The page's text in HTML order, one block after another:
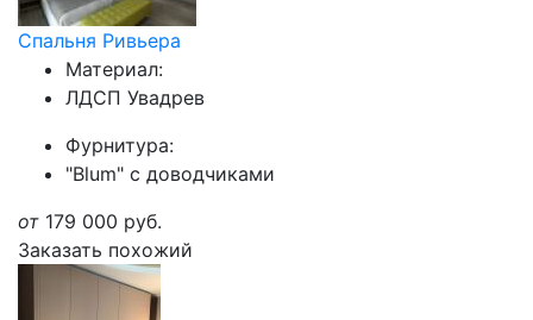
Спальня Ривьера
Материал:
ЛДСП Увадрев
Фурнитура:
"Blum" с доводчиками
от 179 000 руб.
Заказать похожий